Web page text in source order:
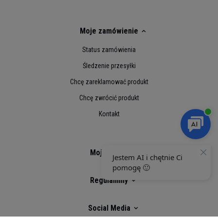
5,1 μg (101%**)
2,1 mg (187%**)
17 mg (107%**)
2 mg (140%**)
208 μg (104%**)
9,1μg (363%**)
w tym kreatyna
3 g
Moje zamówienie
Status zamówienia
Śledzenie przesyłki
Chcę zareklamować produkt
Chcę zwrócić produkt
Kontakt
Moje konto
Regulaminy
Social Media